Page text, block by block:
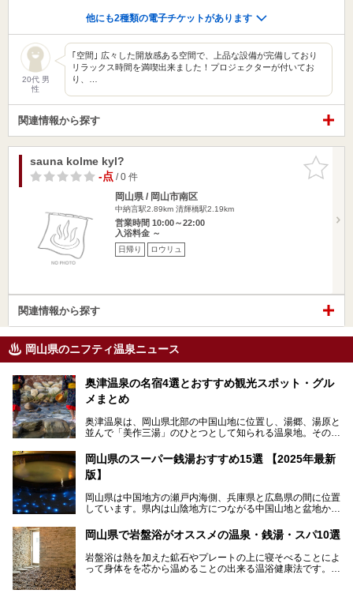
他にも2種類の電子チケットがあります
20代 男
性
｢空間｣ 広々した開放感ある空間で、上品な設備が完備しており
リラックス時間を満喫出来ました！プロジェクターが付いてお
り、…
関連情報から探す
お気に入
りに追加
sauna kolme kyl?
-点/ 0 件
岡山県 / 岡山市南区
中納言駅2.89km 清輝橋駅2.19km
営業時間 10:00～22:00
入浴料金 ～
日帰り ロウリュ
関連情報から探す
岡山県のニフティ温泉ニュース
奥津温泉の名宿4選とおすすめ観光スポット・グル
メまとめ
奥津温泉は、岡山県北部の中国山地に位置し、湯郷、湯原と
並んで「美作三湯」のひとつとして知られる温泉地。その泉
す。
この記事では、奥津温泉で宿泊におすすめの宿、観光スポッ
を存分に味わい、癒しの旅を楽しんでくださいね。
岡山県のスーパー銭湯おすすめ15選 【2025年最新
版】
岡山県は中国地方の瀬戸内海側、兵庫県と広島県の間に位置
しています。県内は山陰地方につながる中国山地と盆地から
海に多数の島々が浮かぶ瀬戸内海に面した南部に分けられま
す。年間を通じて降水量が少ない「晴れの国」で、モモやブ
ドウなど果物の栽培が盛んなうえ、その品質の高さは全国的
にも有名です。
岡山県で岩盤浴がオススメの温泉・銭湯・スパ10選
岩盤浴は熱を加えた鉱石やプレートの上に寝そべることによ
って身体をを芯から温めることの出来る温浴健康法です。じ